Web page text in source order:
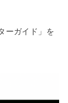
ーガイド」を